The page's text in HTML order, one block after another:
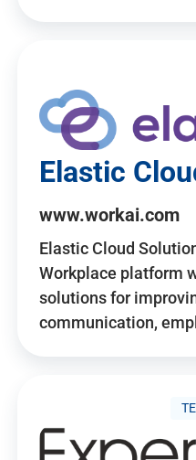
Elastic
www.workai.com
Elastic Cloud
Workplace platform
solutions for
communication,